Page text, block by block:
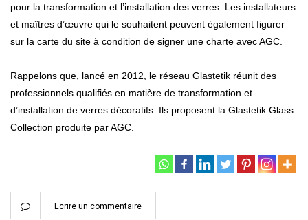
pour la transformation et l’installation des verres. Les installateurs
et maîtres d’œuvre qui le souhaitent peuvent également figurer
sur la carte du site à condition de signer une charte avec AGC.
Rappelons que, lancé en 2012, le réseau Glastetik réunit des
professionnels qualifiés en matière de transformation et
d’installation de verres décoratifs. Ils proposent la Glastetik Glass
Collection produite par AGC.
Ecrire un commentaire